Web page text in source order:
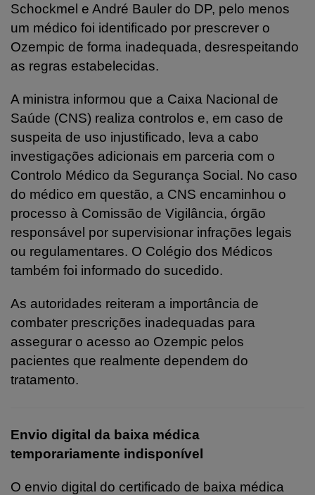
Schockmel e André Bauler do DP, pelo menos
um médico foi identificado por prescrever o
Ozempic de forma inadequada, desrespeitando
as regras estabelecidas.
A ministra informou que a Caixa Nacional de
Saúde (CNS) realiza controlos e, em caso de
suspeita de uso injustificado, leva a cabo
investigações adicionais em parceria com o
Controlo Médico da Segurança Social. No caso
do médico em questão, a CNS encaminhou o
processo à Comissão de Vigilância, órgão
responsável por supervisionar infrações legais
ou regulamentares. O Colégio dos Médicos
também foi informado do sucedido.
As autoridades reiteram a importância de
combater prescrições inadequadas para
assegurar o acesso ao Ozempic pelos
pacientes que realmente dependem do
tratamento.
Envio digital da baixa médica
temporariamente indisponível
O envio digital do certificado de baixa médica